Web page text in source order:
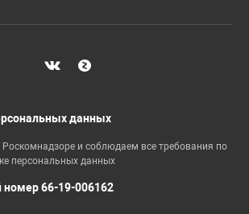
данных
и соблюдаем все требования по
персональных данных
номер 66-19-006162